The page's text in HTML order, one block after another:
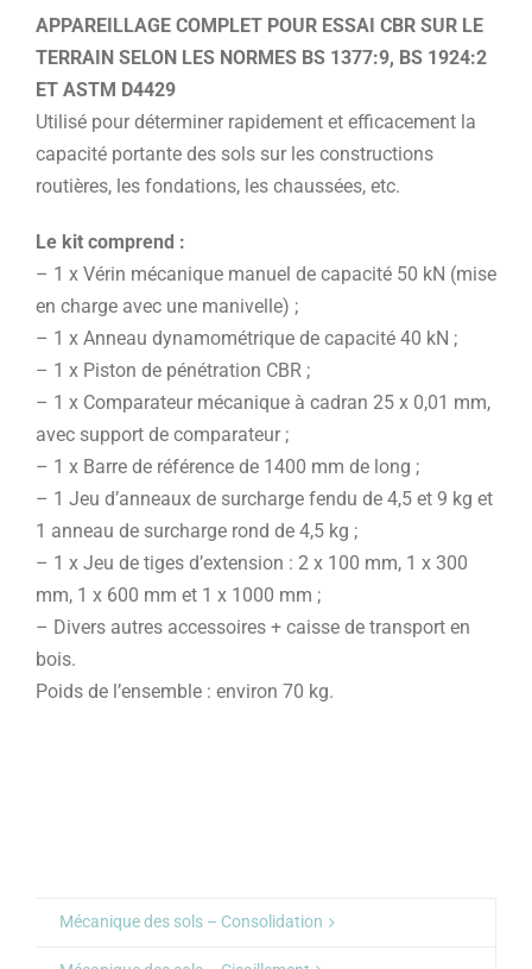
APPAREILLAGE COMPLET POUR ESSAI CBR SUR LE
TERRAIN SELON LES NORMES BS 1377:9, BS 1924:2
ET ASTM D4429
Utilisé pour déterminer rapidement et efficacement la
capacité portante des sols sur les constructions
routières, les fondations, les chaussées, etc.
Le kit comprend :
– 1 x Vérin mécanique manuel de capacité 50 kN (mise
en charge avec une manivelle) ;
– 1 x Anneau dynamométrique de capacité 40 kN ;
– 1 x Piston de pénétration CBR ;
– 1 x Comparateur mécanique à cadran 25 x 0,01 mm,
avec support de comparateur ;
– 1 x Barre de référence de 1400 mm de long ;
– 1 Jeu d’anneaux de surcharge fendu de 4,5 et 9 kg et
1 anneau de surcharge rond de 4,5 kg ;
– 1 x Jeu de tiges d’extension : 2 x 100 mm, 1 x 300
mm, 1 x 600 mm et 1 x 1000 mm ;
– Divers autres accessoires + caisse de transport en
bois.
Poids de l’ensemble : environ 70 kg.
Mécanique des sols – Consolidation